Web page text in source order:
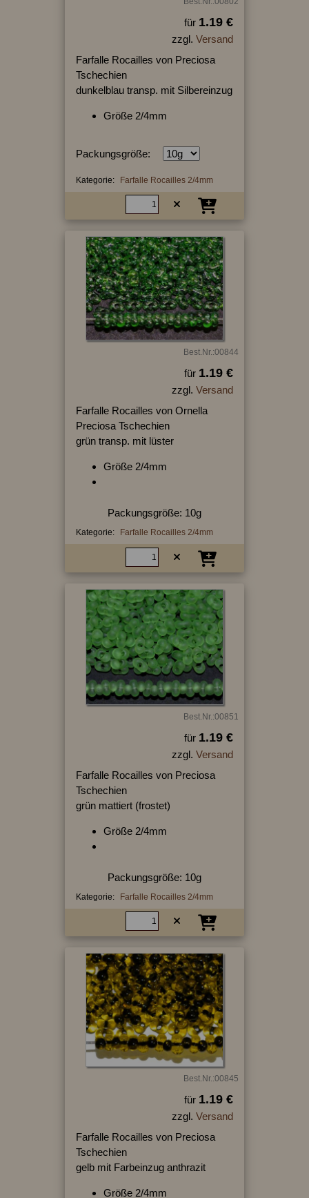
für 1.19 €
zzgl. Versand
Farfalle Rocailles von Preciosa
Tschechien
dunkelblau transp. mit Silbereinzug
Größe 2/4mm
Packungsgröße:
Kategorie: Farfalle Rocailles 2/4mm
Best.Nr.:00844
für 1.19 €
zzgl. Versand
Farfalle Rocailles von Ornella
Preciosa Tschechien
grün transp. mit lüster
Größe 2/4mm
Packungsgröße: 10g
Kategorie: Farfalle Rocailles 2/4mm
Best.Nr.:00851
für 1.19 €
zzgl. Versand
Farfalle Rocailles von Preciosa
Tschechien
grün mattiert (frostet)
Größe 2/4mm
Packungsgröße: 10g
Kategorie: Farfalle Rocailles 2/4mm
Best.Nr.:00845
für 1.19 €
zzgl. Versand
Farfalle Rocailles von Preciosa
Tschechien
gelb mit Farbeinzug anthrazit
Größe 2/4mm